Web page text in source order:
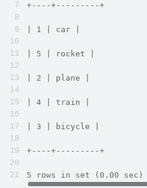
+----+---------+
| 1 | car |
| 5 | rocket |
| 2 | plane |
| 4 | train |
| 3 | bicycle |
+----+---------+
5 rows in set (0.00 sec)